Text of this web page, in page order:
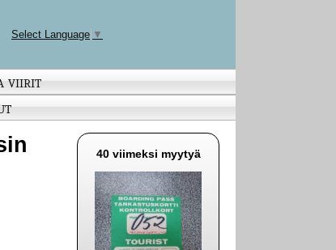
Select Language ▼
viirit
40 viimeksi myytyä